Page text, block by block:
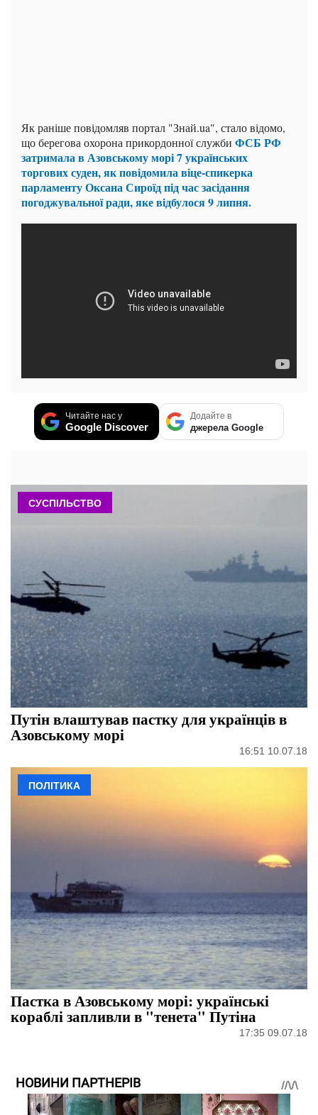
Як раніше повідомляв портал "Знай.ua", стало відомо,
що берегова охорона прикордонної служби ФСБ РФ
затримала в Азовському морі 7 українських
торгових суден, як повідомила віце-спикерка
парламенту Оксана Сироїд під час засідання
погоджувальної ради, яке відбулося 9 липня.
Читайте нас у
Google Discover
Додайте в
джерела Google
СУСПІЛЬСТВО
Путін влаштував пастку для українців в
Азовському морі
16:51 10.07.18
ПОЛІТИКА
Пастка в Азовському морі: українські
кораблі запливли в "тенета" Путіна
17:35 09.07.18
НОВИНИ ПАРТНЕРІВ